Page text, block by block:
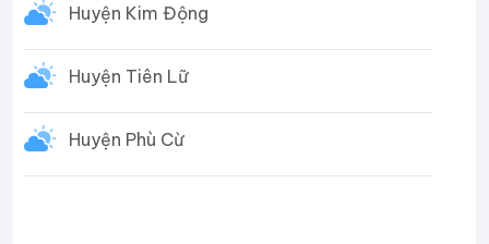
Huyện Kim Động
Huyện Tiên Lữ
Huyện Phù Cừ